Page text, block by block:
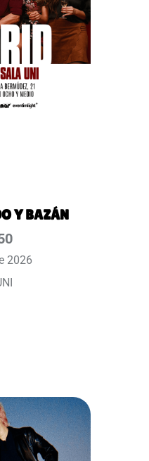
Y BAZÁN
2026